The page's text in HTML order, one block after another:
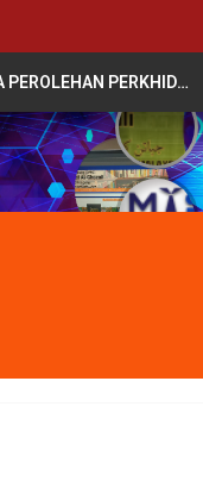
KENYATAAN TAWARAN SEBUT HARGA PEROLEHAN PERKHIDMATAN MENCETAK BUNTING, PAMPLET DAN BOOKLET BAHAGIAN-BAHAGIAN JABATAN KEHAKIMAN SYARIAH MALAYSIA (JKSM) TAHUN 2026 BAGI TEMPOH 4 BULAN